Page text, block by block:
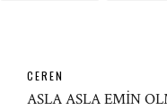
CEREN
ASLA ASLA EMİN